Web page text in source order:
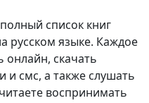
список книг
русском языке. Каждое
скачать
и смс, а также слушать
воспринимать